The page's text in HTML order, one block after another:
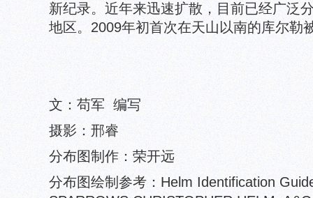
新纪录。近年来迅速扩散，目前已经广泛
地区。2009年初首次在天山以南的库尔勒
文：苟军 编写
摄影：邢睿
分布图制作：荣开远
分布图绘制参考：Helm Identification